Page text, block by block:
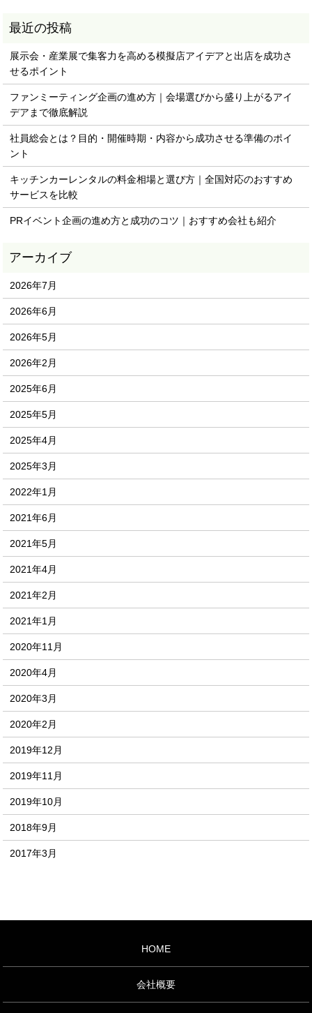
展示会・産業展で集客力を高める模擬店アイデアと出店を成功さ
せるポイント
ファンミーティング企画の進め方｜会場選びから盛り上がるアイ
デアまで徹底解説
社員総会とは？目的・開催時期・内容から成功させる準備のポイ
ント
キッチンカーレンタルの料金相場と選び方｜全国対応のおすすめ
サービスを比較
PRイベント企画の進め方と成功のコツ｜おすすめ会社も紹介
2026年7月
2026年6月
2026年5月
2026年2月
2025年6月
2025年5月
2025年4月
2025年3月
2022年1月
2021年6月
2021年5月
2021年4月
2021年2月
2021年1月
2020年11月
2020年4月
2020年3月
2020年2月
2019年12月
2019年11月
2019年10月
2018年9月
2017年3月
HOME
会社概要